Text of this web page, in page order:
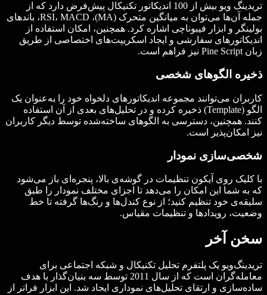
تریدینگ ویو بیش از 100 اندیکاتور تکنیکال پیش‌فرض دارد که از
جمله آن‌ها می‌توان به میانگین متحرک (MA)، RSI، MACD، باندهای
بولینگر و ابزار فیبوناچی اشاره کرد. همچنین، امکان استفاده از
اندیکاتورهای سفارشی و ایجاد اسکریپت‌های اختصاصی از طریق
زبان Pine Script نیز فراهم است.
ذخیره الگوهای شخصی
کاربران می‌توانند مجموعه اندیکاتورهای دلخواه خود را به‌عنوان یک
الگو (Template) ذخیره کرده و در تحلیل‌های بعدی از آن استفاده
کنند. همچنین، دسترسی به الگوهای ساخته‌شده توسط دیگر کاربران
نیز امکان‌پذیر است.
شخصی‌سازی نمودار
با کلیک روی آیکون تنظیمات در گوشه‌ی بالا، پنجره‌ای باز می‌شود
که به شما این امکان را می‌دهد تا اجزای مختلف نمودار را طبق
سلیقه‌ی خود تنظیم کنید؛ از نوع کندل‌ها و رنگ‌ها گرفته تا خط
وضعیت، رویدادها و تنظیمات مقیاس.
سخن آخر
تریدینگ‌ویو یک پلتفرم تحلیل تکنیکال و شبکه اجتماعی برای
معامله‌گران است که از سال 2011 توسط سه بنیان‌گذار با هدف
ساده‌سازی و ارتقای تحلیل‌های نموداری ایجاد شد. این ابزار فراتر از